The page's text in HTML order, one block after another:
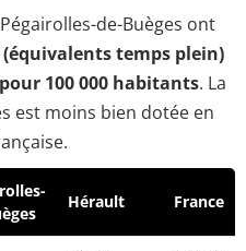
de-Buèges ont
(équivalents temps plein)
100 000 habitants. La
est moins bien dotée en
Hérault France